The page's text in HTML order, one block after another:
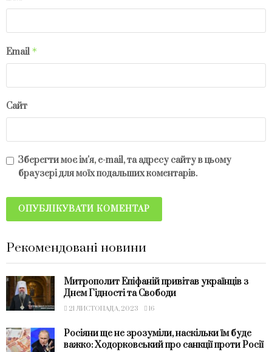
Email *
Сайт
Зберегти моє ім'я, e-mail, та адресу сайту в цьому
браузері для моїх подальших коментарів.
Рекомендовані новини
Митрополит Епіфаній привітав українців з
Днем Гідності та Свободи
21 ЛИСТОПАДА, 2023 16
Росіяни ще не зрозуміли, наскільки їм буде
важко: Ходорковський про санкції проти Росії